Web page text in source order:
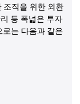
조직을 위한 외환
등 폭넓은 투자
는 다음과 같은